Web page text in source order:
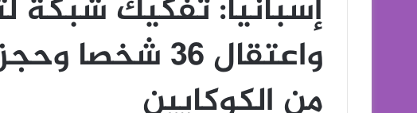
إسبانيا: تفكيك شبكة